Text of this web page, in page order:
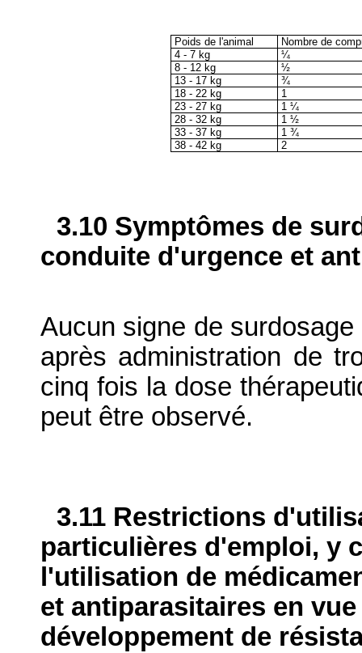
Poids de l'animal
Nombre de
4 - 7 kg
¼
8 - 12 kg
½
13 - 17 kg
¾
18 - 22 kg
1
23 - 27 kg
1 ¼
28 - 32 kg
1 ½
33 - 37 kg
1 ¾
38 - 42 kg
2
3.10 Symptômes de
conduite d'urgence et
Aucun signe de
après administration de
cinq fois la dose
peut être observé.
3.11 Restrictions
particulières d'emploi, y
l'utilisation de
et antiparasitaires en
développement de